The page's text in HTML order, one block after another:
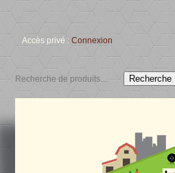
Accès privé :Connexion
Recherche